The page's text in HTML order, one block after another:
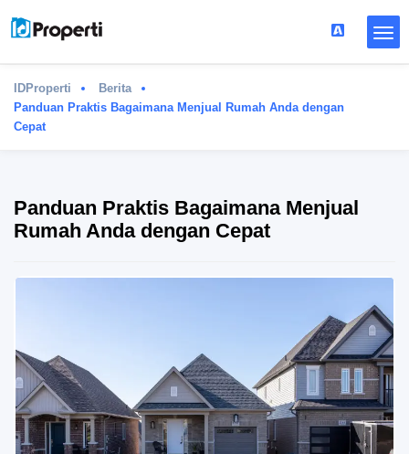
IDProperti
Berita
Panduan Praktis Bagaimana Menjual Rumah Anda dengan
Cepat
Panduan Praktis Bagaimana Menjual
Rumah Anda dengan Cepat